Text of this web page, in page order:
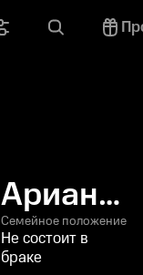
Ариана
Бассери
Семейное положение
Не состоит в
браке